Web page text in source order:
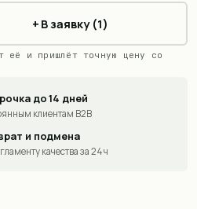
+ В заявку (1)
её и пришлёт точную цену со
до 14 дней
клиентам B2B
и подмена
качества за 24 ч